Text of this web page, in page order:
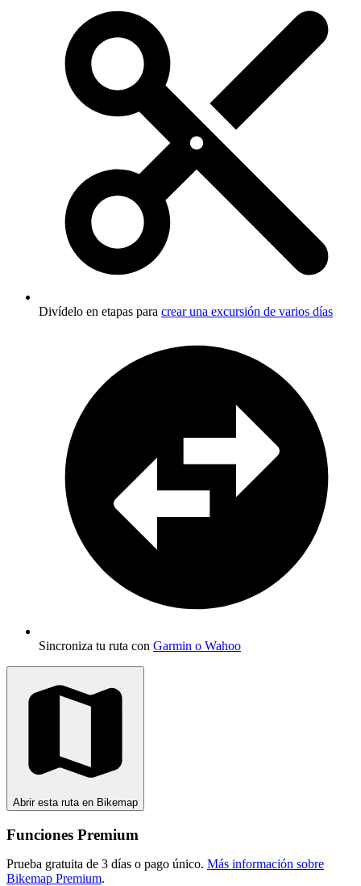
Divídelo en etapas para crear una excursión de varios días
Sincroniza tu ruta con Garmin o Wahoo
Abrir esta ruta en Bikemap
Funciones Premium
Prueba gratuita de 3 días o pago único. Más información sobre
Bikemap Premium.